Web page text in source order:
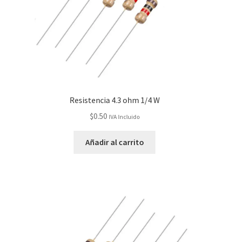
Resistencia 4.3 ohm 1/4 W
$0.50 IVA Incluido
Añadir al carrito